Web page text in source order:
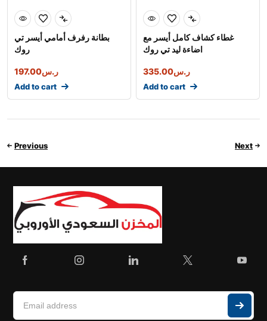
بطانة رفرف أمامي أيسر تي
روك
ر.س197.00
Add to cart
غطاء كشاف كامل أيسر مع
اضاءة ليد تي روك
ر.س335.00
Add to cart
Previous Next